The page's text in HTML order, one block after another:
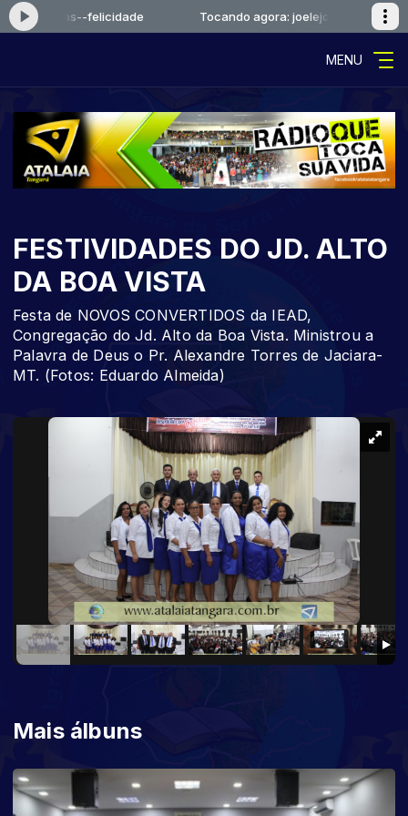
joelejonas--felicidade Tocando agora: joelejonas--felicidade
MENU
FESTIVIDADES DO JD. ALTO
DA BOA VISTA
Festa de NOVOS CONVERTIDOS da IEAD,
Congregação do Jd. Alto da Boa Vista. Ministrou a
Palavra de Deus o Pr. Alexandre Torres de Jaciara-
MT. (Fotos: Eduardo Almeida)
Mais álbuns